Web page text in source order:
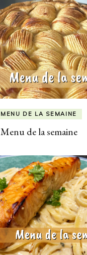
MENU DE LA SEMAINE
Menu de la semaine